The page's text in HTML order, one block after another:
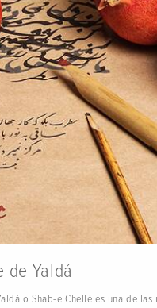
de Yaldá
o Shab-e Chellé es una de las